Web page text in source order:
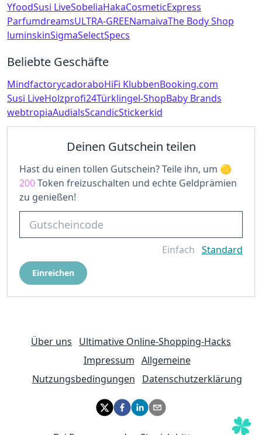
YfoodSusi LiveSobeliaHakaCosmeticExpress
ParfumdreamsULTRA-GREENamaivaThe Body Shop
luminskinSigmaSelectSpecs
Beliebte Geschäfte
MindfactorycadoraboHiFi KlubbenBooking.com
Susi LiveHolzprofi24Türklingel-ShopBaby Brands
webtropiaAudialsScandicStickerkid
Deinen Gutschein teilen
Hast du einen tollen Gutschein? Teile ihn, um
200Token freizuschalten und echte Geldprämien
zu genießen!
Einfach Standard
Einreichen
Über uns
Ultimative Online-Shopping-Hacks
Impressum Allgemeine
Nutzungsbedingungen
Datenschutzerklärung